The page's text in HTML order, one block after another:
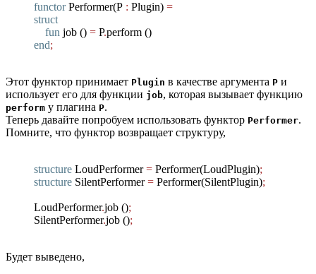
functorPerformer(P : Plugin) =
struct
fun job () = P.perform ()
end;
Этот функтор принимает Plugin в качестве аргумента P и
использует его для функции job, которая вызывает функцию
perform у плагина P.
Теперь давайте попробуем использовать функтор Performer.
Помните, что функтор возвращает структуру,
structure LoudPerformer= Performer(LoudPlugin);
structure SilentPerformer= Performer(SilentPlugin);
LoudPerformer.job ();
SilentPerformer.job ();
Будет выведено,